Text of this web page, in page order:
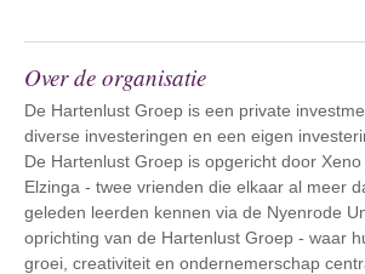
Over de organisatie
De Hartenlust Groep is een private
diverse investeringen en een eigen
De Hartenlust Groep is opgericht door
Elzinga - twee vrienden die elkaar al meer
geleden leerden kennen via de Nyenrode
oprichting van de Hartenlust Groep - waar
groei, creativiteit en ondernemerschap